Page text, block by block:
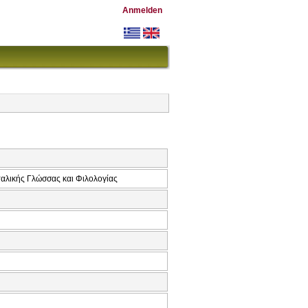
Anmelden
Γλώσσας και Φιλολογίας